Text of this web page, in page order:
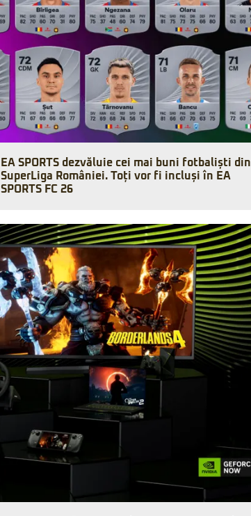
EA SPORTS dezvăluie cei mai buni fotbaliști din
SuperLiga României. Toți vor fi incluși în EA
SPORTS FC 26